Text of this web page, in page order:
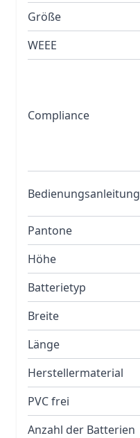
Größe
WEEE
Compliance
Bedienungsanleitung
Pantone
Höhe
Batterietyp
Breite
Länge
Herstellermaterial
PVC frei
Anzahl der Batterien